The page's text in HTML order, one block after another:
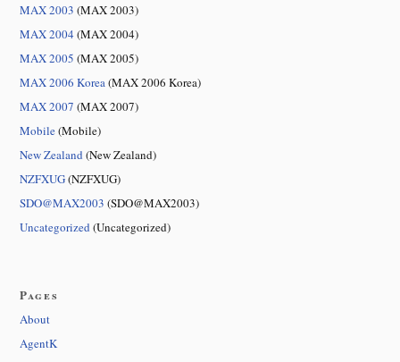
MAX 2003 (MAX 2003)
MAX 2004 (MAX 2004)
MAX 2005 (MAX 2005)
MAX 2006 Korea(MAX 2006 Korea)
MAX 2007 (MAX 2007)
Mobile(Mobile)
New Zealand(New Zealand)
NZFXUG(NZFXUG)
SDO@MAX2003 (SDO@MAX2003)
Uncategorized(Uncategorized)
Pages
About
AgentK